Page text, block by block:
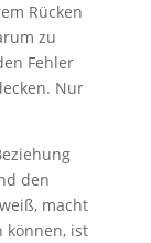
Rücken
zu
Fehler
Nur
den
macht
können, ist